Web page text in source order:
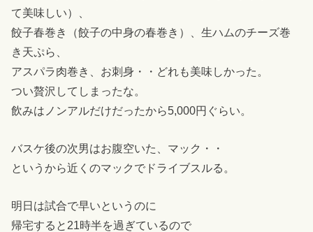
て美味しい）、
餃子春巻き（餃子の中身の春巻き）、生ハムのチーズ巻
き天ぷら、
アスパラ肉巻き、お刺身・・どれも美味しかった。
つい贅沢してしまったな。
飲みはノンアルだけだったから5,000円ぐらい。
バスケ後の次男はお腹空いた、マック・・
というから近くのマックでドライブスルる。
明日は試合で早いというのに
帰宅すると21時半を過ぎているので